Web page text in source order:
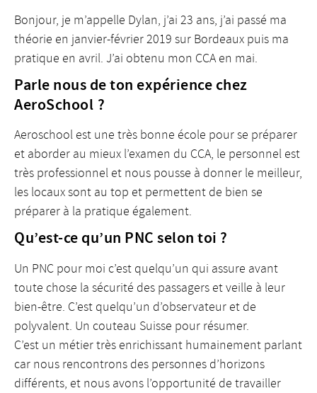
Bonjour, je m’appelle Dylan, j’ai 23 ans, j’ai passé ma
théorie en janvier-février 2019 sur Bordeaux puis ma
pratique en avril. J’ai obtenu mon CCA en mai.
Parle nous de ton expérience chez
AeroSchool ?
Aeroschool est une très bonne école pour se préparer
et aborder au mieux l’examen du CCA, le personnel est
très professionnel et nous pousse à donner le meilleur,
les locaux sont au top et permettent de bien se
préparer à la pratique également.
Qu’est-ce qu’un PNC selon toi ?
Un PNC pour moi c’est quelqu’un qui assure avant
toute chose la sécurité des passagers et veille à leur
bien-être. C’est quelqu’un d’observateur et de
polyvalent. Un couteau Suisse pour résumer.
C’est un métier très enrichissant humainement parlant
car nous rencontrons des personnes d’horizons
différents, et nous avons l’opportunité de travailler